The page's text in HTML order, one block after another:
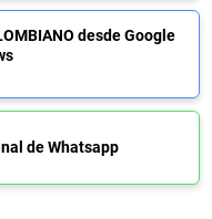
desde Google
de Whatsapp